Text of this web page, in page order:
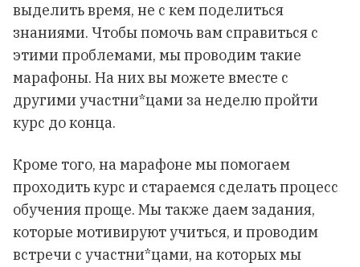
выделить время, не с кем поделиться
знаниями. Чтобы помочь вам справиться с
этими проблемами, мы проводим такие
марафоны. На них вы можете вместе с
другими участни*цами за неделю пройти
курс до конца.
Кроме того, на марафоне мы помогаем
проходить курс и стараемся сделать процесс
обучения проще. Мы также даем задания,
которые мотивируют учиться, и проводим
встречи с участни*цами, на которых мы